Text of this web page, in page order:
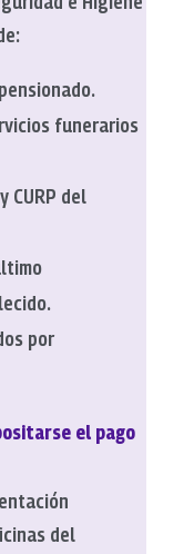
funerarios
del
por
el pago
del